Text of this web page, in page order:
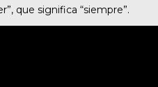
que significa “siempre”.